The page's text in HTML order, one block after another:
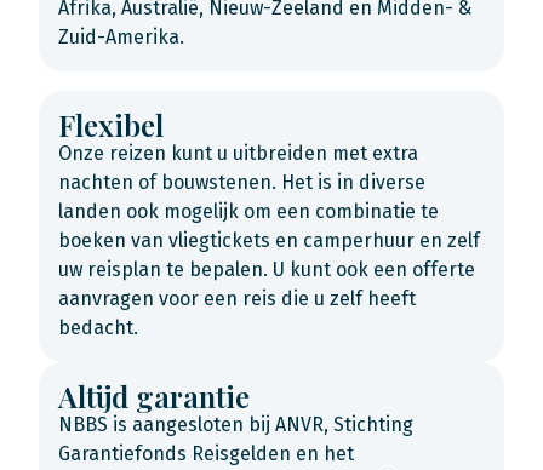
Afrika, Australië, Nieuw-Zeeland en Midden- &
Zuid-Amerika.
Flexibel
Onze reizen kunt u uitbreiden met extra
nachten of bouwstenen. Het is in diverse
landen ook mogelijk om een combinatie te
boeken van vliegtickets en camperhuur en zelf
uw reisplan te bepalen. U kunt ook een offerte
aanvragen voor een reis die u zelf heeft
bedacht.
Altijd garantie
NBBS is aangesloten bij ANVR, Stichting
Garantiefonds Reisgelden en het